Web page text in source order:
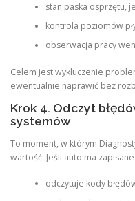
stan paska osprzętu,
kontrola poziomów
obserwacja pracy
Celem jest wykluczenie
ewentualnie naprawić bez
Krok 4. Odczyt
systemów
To moment, w którym
wartość. Jeśli auto ma
odczytuje kody